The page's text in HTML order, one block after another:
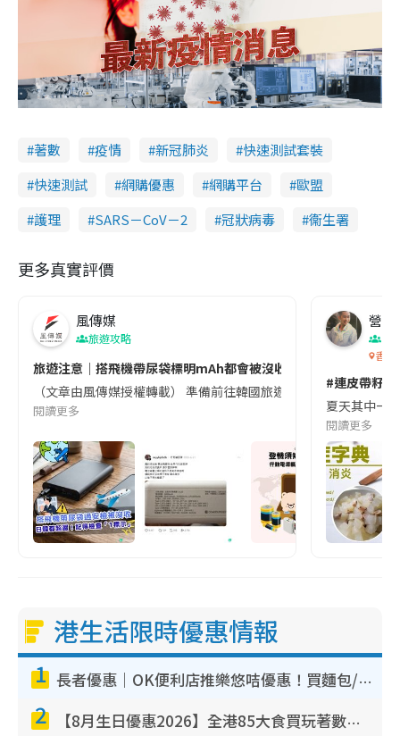
著數 疫情 新冠肺炎
快速測試套裝
快速測試
網購優惠 網購平台
歐盟
護理
SARS－CoV－2 冠狀病毒 衞生署
更多真實評價
風傳媒
旅遊攻略
旅遊注意｜搭飛機帶尿袋標明mAh都會被沒收😱出發前切記檢查
（文章由風傳媒授權轉載） 準備前往韓國旅遊的民眾，近期要
閱讀更多
營養
香港
#連皮帶籽
夏天其中一
閱讀更多
港生活限時優惠情報
1 長者優惠｜OK便利店推樂悠咭優惠！買麵包/牛奶/保健品拍卡即減
2 【8月生日優惠2026】全港85大食買玩著數攻略 自助餐/火鍋放題同行免費＋誠品/DONKI送現金券